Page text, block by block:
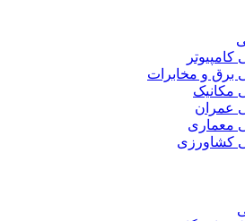
برق و مخابرات
مکانیک
عمران
معماری
کشاورزی